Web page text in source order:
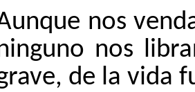
nos
nos
de la vida